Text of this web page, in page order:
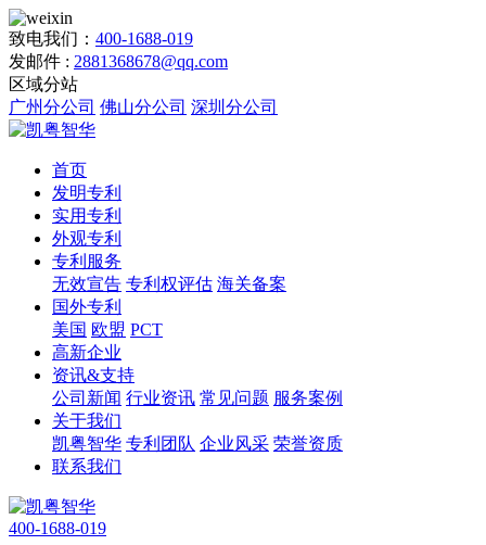
致电我们： 400-1688-019
发邮件 : 2881368678@qq.com
区域分站
广州分公司 佛山分公司 深圳分公司
首页
发明专利
实用专利
外观专利
专利服务
无效宣告 专利权评估 海关备案
国外专利
美国 欧盟 PCT
高新企业
资讯&支持
公司新闻 行业资讯 常见问题 服务案例
关于我们
凯粤智华 专利团队 企业风采 荣誉资质
联系我们
400-1688-019